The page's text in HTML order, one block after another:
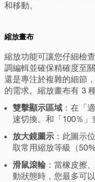
和移動。
縮放畫布
縮放功能可讓您仔細檢
調編輯並確保精確度至
還是專注於複雜的細節
的需求。縮放畫布有 3
雙擊顯示區域：在「
速切換。和「100％」
放大鏡圖示：此圖示
取常用縮放等級（
滑鼠滾輪：當橡皮擦
動狀態時，您最多可